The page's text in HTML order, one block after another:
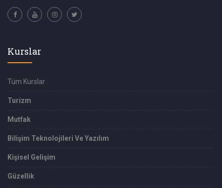
Kurslar
Tüm Kurslar
Turizm
Mutfak
Bilişim Teknolojileri Ve Yazılım
Kişisel Gelişim
Güzellik